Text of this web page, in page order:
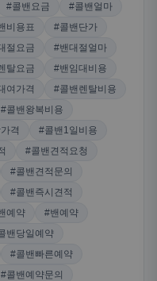
#콜밴요금
#콜밴얼마
비용표
#콜밴단가
절요금
#밴대절얼마
탈요금
#밴임대비용
여가격
#콜밴렌탈비용
#콜밴왕복비용
격
#콜밴1일비용
#콜밴견적요청
#콜밴견적문의
#콜밴즉시견적
예약
#밴예약
밴당일예약
#콜밴빠른예약
#콜밴예약문의